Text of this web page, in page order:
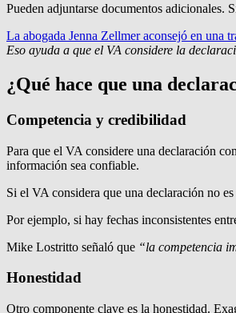
Pueden adjuntarse documentos adicionales.
La abogada Jenna Zellmer aconsejó en una
Eso ayuda a que el VA considere la
¿Qué hace que una
Competencia y credibilidad
Para que el VA considere una declaración
información sea confiable.
Si el VA considera que una declaración no
Por ejemplo, si hay fechas inconsistentes
Mike Lostritto señaló que “la competencia
Honestidad
Otro componente clave es la honestidad.